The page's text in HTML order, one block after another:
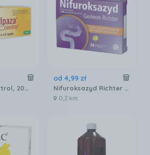
Nolpaza Control, 20mg, 14 tabletek
od 4,99 zł
Nifuroksazyd Richter 100mg 24 tabl.
0,2 km